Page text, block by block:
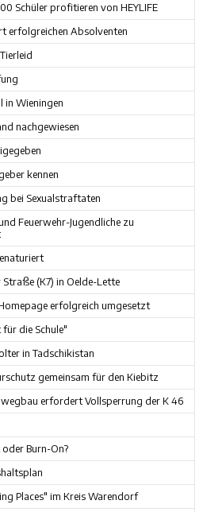
Schüler profitieren von HEYLIFE
erfolgreichen Absolventen
in Wieningen
nachgewiesen
kennen
bei Sexualstraftaten
Feuerwehr-Jugendliche zu
(K7) in Oelde-Lette
erfolgreich umgesetzt
die Schule"
in Tadschikistan
gemeinsam für den Kiebitz
erfordert Vollsperrung der K 46
Burn-On?
Places" im Kreis Warendorf